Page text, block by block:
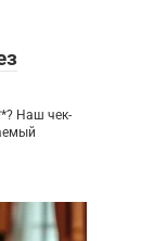
Наш чек-